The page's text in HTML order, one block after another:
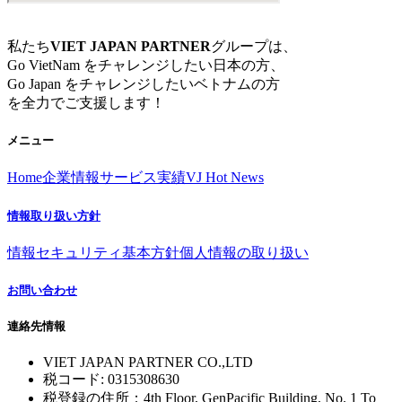
私たちVIET JAPAN PARTNERグループは、
Go VietNam をチャレンジしたい日本の方、
Go Japan をチャレンジしたいベトナムの方
を全力でご支援します！
メニュー
Home企業情報サービス実績VJ Hot News
情報取り扱い方針
情報セキュリティ基本方針個人情報の取り扱い
お問い合わせ
連絡先情報
VIET JAPAN PARTNER CO.,LTD
税コード: 0315308630
税登録の住所：4th Floor, GenPacific Building, No. 1 To